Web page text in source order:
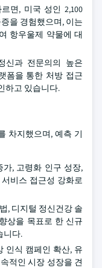
면, 미국 성인 2,100
을 경험했으며, 이는
항우울제 약물에 대
신과 전문의의 높은
폼을 통한 처방 접근
하고 있습니다.
차지했으며, 예측 기
, 고령화 인구 성장,
비스 접근성 강화로
, 디지털 정신건강 솔
상을 목표로 한 신규
니다.
인식 캠페인 확산, 유
적인 시장 성장을 견